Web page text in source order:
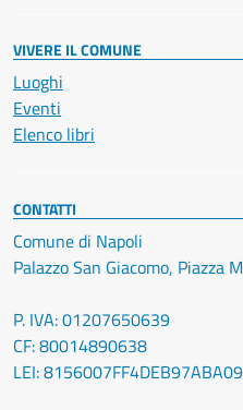
VIVERE IL COMUNE
Luoghi
Eventi
Elenco libri
CONTATTI
Comune di Napoli
Palazzo San Giacomo, Piazza
P. IVA: 01207650639
CF: 80014890638
LEI: 8156007FF4DEB97ABA09